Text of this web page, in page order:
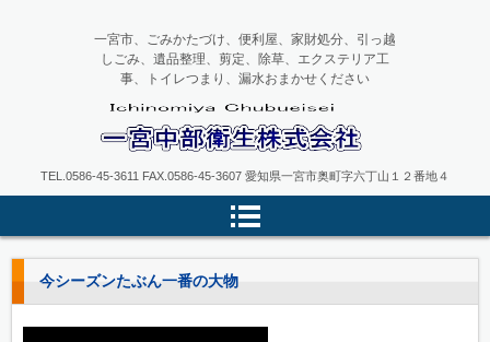
一宮中部衛生
一宮市、ごみかたづけ、便利屋、家財処分、引っ越
しごみ、遺品整理、剪定、除草、エクステリア工
事、トイレつまり、漏水おまかせください
TEL.0586-45-3611 FAX.0586-45-3607 愛知県一宮市奥町字六丁山１２番地４
今シーズンたぶん一番の大物